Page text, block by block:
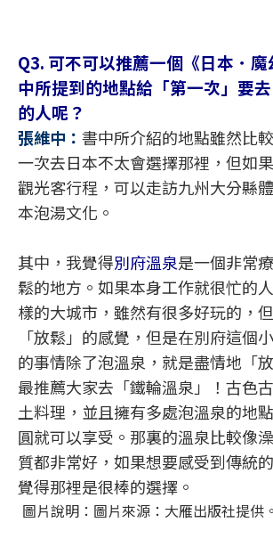
Q3. 可不可以推薦一個《日本．
中所提到的地點給「第一次」要
的人呢？
張維中： 書中所介紹的地點雖然比
一次去日本不太會選擇那裡，但如
觀光客行程，可以走訪九州大分縣
本泡湯文化。
其中，我覺得別府溫泉是一個非常
鬆的地方。如果本身工作就很忙的
樣的大城市，雖然有很多好玩的，
「放鬆」的感覺，但是在別府這個
的事情除了泡溫泉，就是盡情地「
最推薦大家去「鐵輪溫泉」！古色
土料理，並且擁有多處泡溫泉的地
圓就可以享受。那裏的溫泉比較像
質都非常好，如果想要感受到傳統
覺得那裡是很棒的選擇。
圖片說明：圖片來源：大雁出版社提供。